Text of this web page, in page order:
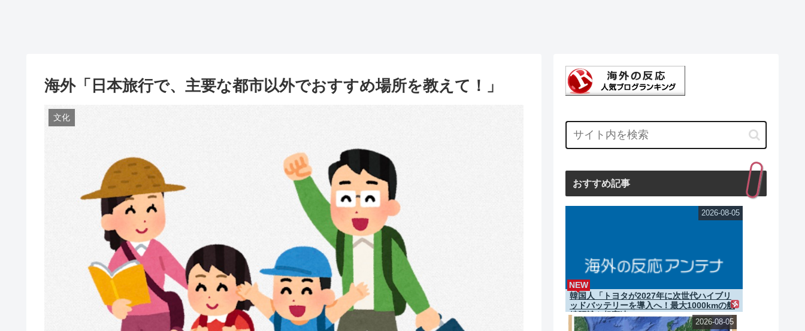
海外「日本旅行で、主要な都市以外でおすすめ場所を教えて！」
文化
おすすめ記事
韓国人「トヨタが2027年に次世代ハイブリ
ッドバッテリーを導入へ！最大1000kmの航
続距離や超高速...
NEW
2026-08-05
2026-08-05